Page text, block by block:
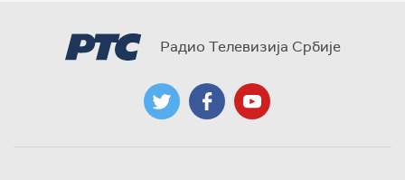
Радио Телевизија Србије